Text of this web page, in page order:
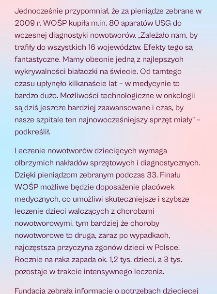
Jednocześnie przypomniał, że za pieniądze zebrane w
2009 r. WOŚP kupiła m.in. 80 aparatów USG do
wczesnej diagnostyki nowotworów. „Zależało nam, by
trafiły do wszystkich 16 województw. Efekty tego są
fantastyczne. Mamy obecnie jedną z najlepszych
wykrywalności białaczki na świecie. Od tamtego
czasu upłynęło kilkanaście lat – w medycynie to
bardzo dużo. Możliwości technologiczne w onkologii
są dziś jeszcze bardziej zaawansowane i czas, by
nasze szpitale ten najnowocześniejszy sprzęt miały” –
podkreślił.
Leczenie nowotworów dziecięcych wymaga
olbrzymich nakładów sprzętowych i diagnostycznych.
Dzięki pieniądzom zebranym podczas 33. Finału
WOŚP możliwe będzie doposażenie placówek
medycznych, co umożliwi skuteczniejsze i szybsze
leczenie dzieci walczących z chorobami
nowotworowymi, tym bardziej że choroby
nowotworowe to druga, zaraz po wypadkach,
najczęstsza przyczyna zgonów dzieci w Polsce.
Rocznie na raka zapada ok. 1,2 tys. dzieci, a 3 tys.
pozostaje w trakcie intensywnego leczenia.
Fundacja zebrała informacje o potrzebach dziecięcej